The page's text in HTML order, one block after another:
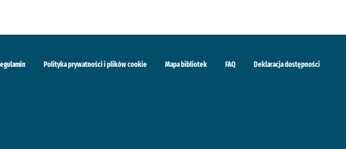
Polityka prywatności i plików cookie Mapa bibliotek FAQ Deklaracja dostępności